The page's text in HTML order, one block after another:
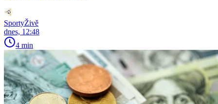
SportyŽivě
dnes, 12:48
4 min